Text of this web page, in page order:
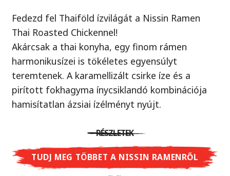
Örök klasszikus, új köntösben!
Ellenállhatatlan yakisoba tészta ízletes szója
szósszal, ami egy autentikus japán street food.
Próbáld ki Te is - mintha egy valódi ázsiai piacon
járnál, ahol a wok sercegését hallod minden
sarkon.
SOBA-RÓL
Fedezd fel Thaiföld ízvilágát a Nissin Ramen
Thai Roasted Chickennel!
Akárcsak a thai konyha, egy finom rámen
harmonikusízei is tökéletes egyensúlyt
teremtenek. A karamellizált csirke íze és a
pirított fokhagyma ínycsiklandó kombinációja
hamisítatlan ázsiai ízélményt nyújt.
RÉSZLETEK
TUDJ MEG TÖBBET A NISSIN RAMENRŐL